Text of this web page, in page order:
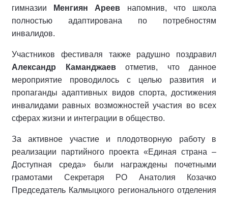
гимназии
Менгиян Ареев напомнив, что школа
полностью адаптирована по потребностям
инвалидов.
Участников фестиваля также радушно поздравил
Александр Каманджаев отметив, что данное
мероприятие проводилось с целью развития и
пропаганды адаптивных видов спорта, достижения
инвалидами равных возможностей участия во всех
сферах жизни и интеграции в общество.
За активное участие и плодотворную работу в
реализации партийного проекта «Единая страна –
Доступная среда» были награждены почетными
грамотами Секретаря РО Анатолия Козачко
Председатель Калмыцкого регионального отделения